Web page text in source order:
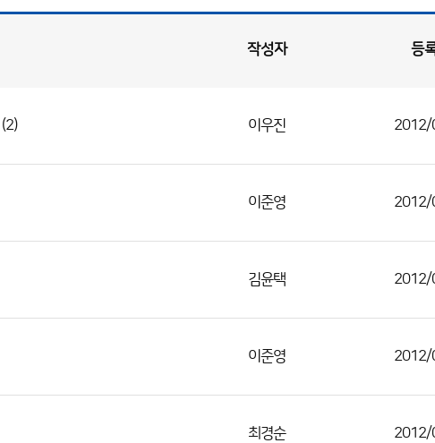
작성자 등
(2) 이우진 2012/
이준영 2012/
김윤택 2012/
이준영 2012/
최경순 2012/